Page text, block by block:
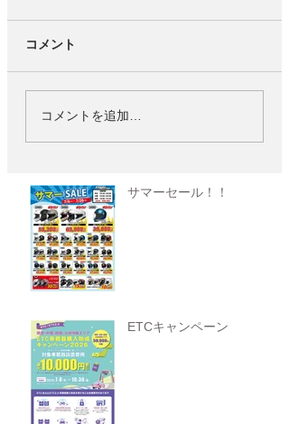
コメント
コメントを追加…
サマーセール！！
ETCキャンペーン